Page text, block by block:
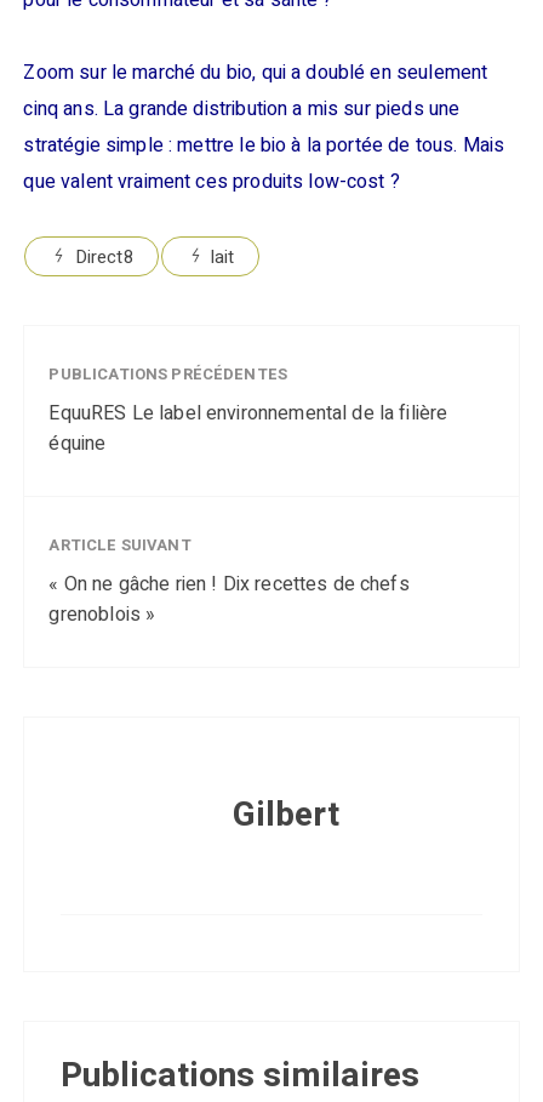
Zoom sur le marché du bio, qui a doublé en seulement
cinq ans. La grande distribution a mis sur pieds une
stratégie simple : mettre le bio à la portée de tous. Mais
que valent vraiment ces produits low-cost ?
Direct8 lait
PUBLICATIONS PRÉCÉDENTES
EquuRES Le label environnemental de la filière
équine
ARTICLE SUIVANT
« On ne gâche rien ! Dix recettes de chefs
grenoblois »
Gilbert
Publications similaires